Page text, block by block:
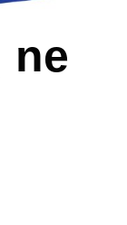
ne